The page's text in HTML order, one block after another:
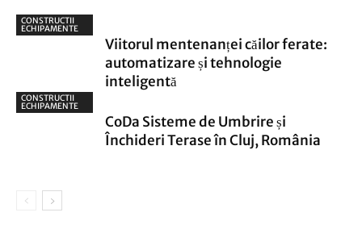
CONSTRUCTII
ECHIPAMENTE
Viitorul mentenanței căilor ferate:
automatizare și tehnologie
inteligentă
CONSTRUCTII
ECHIPAMENTE
CoDa Sisteme de Umbrire și
Închideri Terase în Cluj, România